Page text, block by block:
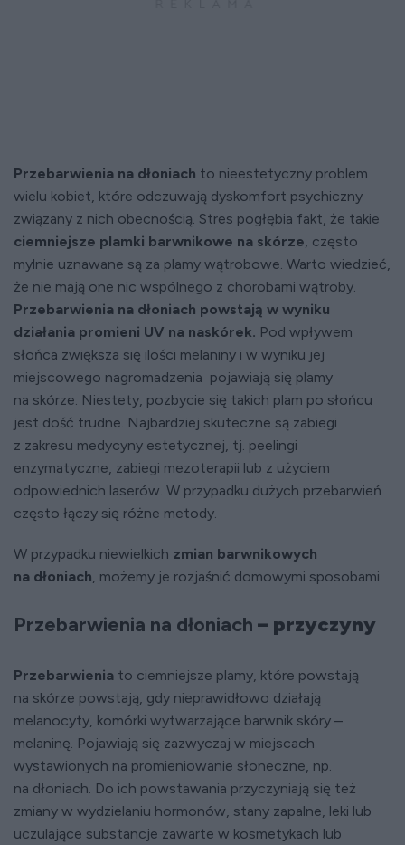
Przebarwienia na dłoniach to nieestetyczny problem
wielu kobiet, które odczuwają dyskomfort psychiczny
związany z nich obecnością. Stres pogłębia fakt, że takie
ciemniejsze plamki barwnikowe na skórze, często
mylnie uznawane są za plamy wątrobowe. Warto wiedzieć,
że nie mają one nic wspólnego z chorobami wątroby.
Przebarwienia na dłoniach powstają w wyniku
działania promieni UV na naskórek. Pod wpływem
słońca zwiększa się ilości melaniny i w wyniku jej
miejscowego nagromadzenia pojawiają się plamy
na skórze. Niestety, pozbycie się takich plam po słońcu
jest dość trudne. Najbardziej skuteczne są zabiegi
z zakresu medycyny estetycznej, tj. peelingi
enzymatyczne, zabiegi mezoterapii lub z użyciem
odpowiednich laserów. W przypadku dużych przebarwień
często łączy się różne metody.
W przypadku niewielkich zmian barwnikowych
na dłoniach, możemy je rozjaśnić domowymi sposobami.
Przebarwienia na dłoniach – przyczyny
Przebarwienia to ciemniejsze plamy, które powstają
na skórze powstają, gdy nieprawidłowo działają
melanocyty, komórki wytwarzające barwnik skóry –
melaninę. Pojawiają się zazwyczaj w miejscach
wystawionych na promieniowanie słoneczne, np.
na dłoniach. Do ich powstawania przyczyniają się też
zmiany w wydzielaniu hormonów, stany zapalne, leki lub
uczulające substancje zawarte w kosmetykach lub